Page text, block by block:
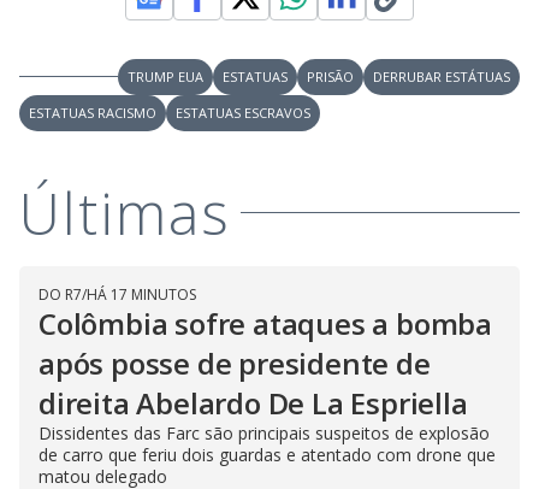
TRUMP EUA ESTATUAS PRISÃO
DERRUBAR ESTÁTUAS
ESTATUAS RACISMO
ESTATUAS ESCRAVOS
Últimas
DO R7/HÁ 17 MINUTOS
Colômbia sofre ataques a bomba
após posse de presidente de
direita Abelardo De La Espriella
Dissidentes das Farc são principais suspeitos de explosão
de carro que feriu dois guardas e atentado com drone que
matou delegado